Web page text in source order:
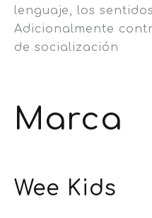
lenguaje, los
Adicionalmente
de socialización
Marca
Wee Kids